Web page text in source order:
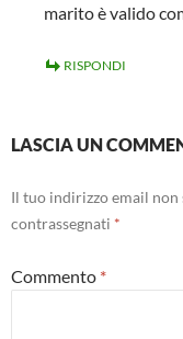
marito è valido
RISPONDI
LASCIA UN
Il tuo indirizzo email non
contrassegnati *
Commento *